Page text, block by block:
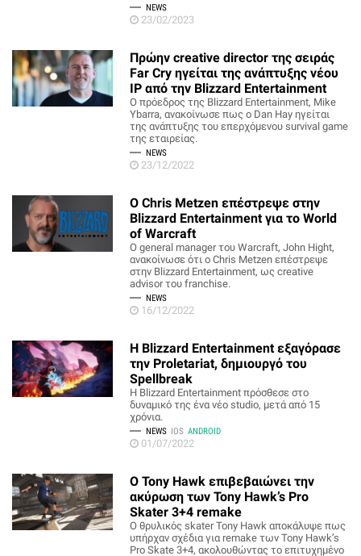
NEWS
23/02/2023
Πρώην creative director της σειράς
Far Cry ηγείται της ανάπτυξης νέου
IP από την Blizzard Entertainment
Ο πρόεδρος της Blizzard Entertainment, Mike
Ybarra, ανακοίνωσε πως ο Dan Hay ηγείται
της ανάπτυξης του επερχόμενου survival game
της εταιρείας.
NEWS
23/12/2022
Ο Chris Metzen επέστρεψε στην
Blizzard Entertainment για το World
of Warcraft
Ο general manager του Warcraft, John Hight,
ανακοίνωσε ότι ο Chris Metzen επέστρεψε
στην Blizzard Entertainment, ως creative
advisor του franchise.
NEWS
16/12/2022
H Blizzard Entertainment εξαγόρασε
την Proletariat, δημιουργό του
Spellbreak
H Blizzard Entertainment πρόσθεσε στο
δυναμικό της ένα νέο studio, μετά από 15
χρόνια.
NEWS IOS ANDROID
01/07/2022
Ο Tony Hawk επιβεβαιώνει την
ακύρωση των Tony Hawk’s Pro
Skater 3+4 remake
Ο θρυλικός skater Tony Hawk αποκάλυψε πως
υπήρχαν σχέδια για remake των Tony Hawk’s
Pro Skate 3+4, ακολουθώντας το επιτυχημένο